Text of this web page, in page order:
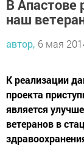
В Апастове
наш
автор, 6 мая
К реализации
проекта
является
ветеранов в